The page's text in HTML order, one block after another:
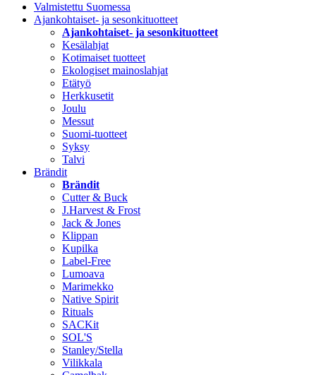
Valmistettu Suomessa
Ajankohtaiset- ja sesonkituotteet
Ajankohtaiset- ja sesonkituotteet
Kesälahjat
Kotimaiset tuotteet
Ekologiset mainoslahjat
Etätyö
Herkkusetit
Joulu
Messut
Suomi-tuotteet
Syksy
Talvi
Brändit
Brändit
Cutter & Buck
J.Harvest & Frost
Jack & Jones
Klippan
Kupilka
Label-Free
Lumoava
Marimekko
Native Spirit
Rituals
SACKit
SOL'S
Stanley/Stella
Vilikkala